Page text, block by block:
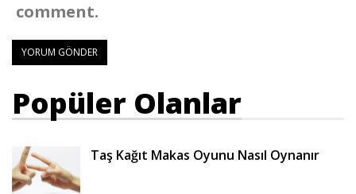
comment.
Popüler Olanlar
Taş Kağıt Makas Oyunu Nasıl Oynanır